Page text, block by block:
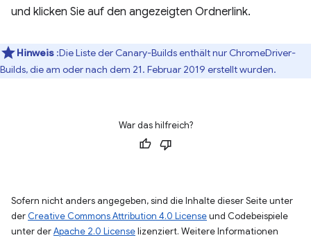
und klicken Sie auf den angezeigten Ordnerlink.
Hinweis :Die Liste der Canary-Builds enthält nur ChromeDriver-
Builds, die am oder nach dem 21. Februar 2019 erstellt wurden.
War das hilfreich?
Sofern nicht anders angegeben, sind die Inhalte dieser Seite unter
der Creative Commons Attribution 4.0 Licenseund Codebeispiele
unter derApache 2.0 Licenselizenziert. Weitere Informationen